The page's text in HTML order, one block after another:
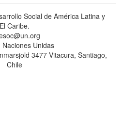
Social de América Latina y
El Caribe.
Naciones Unidas
3477 Vitacura, Santiago,
Chile